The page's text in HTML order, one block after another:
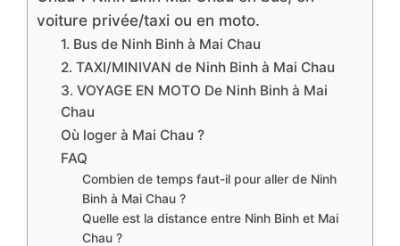
voiture privée/taxi ou en moto.
1. Bus de Ninh Binh à Mai Chau
2. TAXI/MINIVAN de Ninh Binh à Mai Chau
3. VOYAGE EN MOTO De Ninh Binh à Mai
Chau
Où loger à Mai Chau ?
FAQ
Combien de temps faut-il pour aller de Ninh
Binh à Mai Chau ?
Quelle est la distance entre Ninh Binh et Mai
Chau ?